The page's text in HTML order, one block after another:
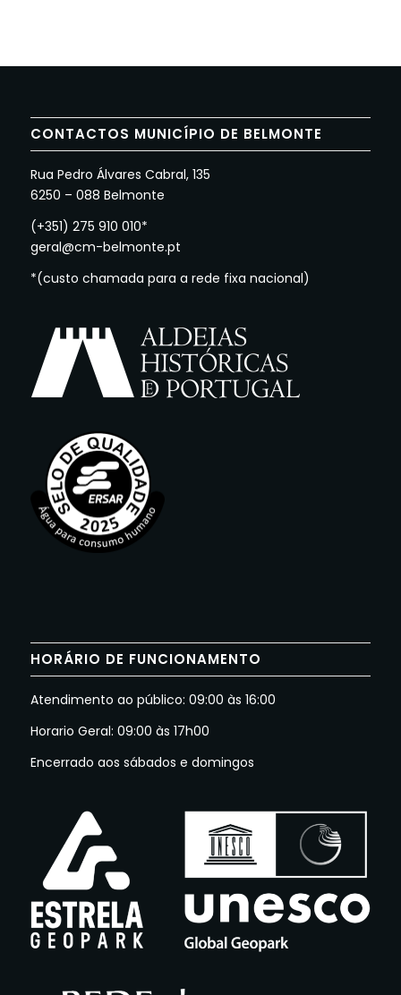
CONTACTOS MUNICÍPIO DE BELMONTE
Rua Pedro Álvares Cabral, 135
6250 – 088 Belmonte
(+351) 275 910 010*
geral@cm-belmonte.pt
*(custo chamada para a rede fixa nacional)
HORÁRIO DE FUNCIONAMENTO
Atendimento ao público: 09:00 às 16:00
Horario Geral: 09:00 às 17h00
Encerrado aos sábados e domingos